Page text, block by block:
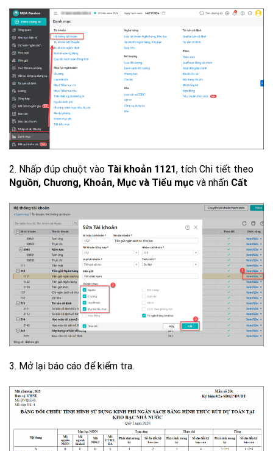
2. Nhấp đúp chuột vào Tài khoản 1121, tích Chi tiết theo
Nguồn, Chương, Khoản, Mục và Tiểu mục và nhấn Cất
3. Mở lại báo cáo để kiểm tra.